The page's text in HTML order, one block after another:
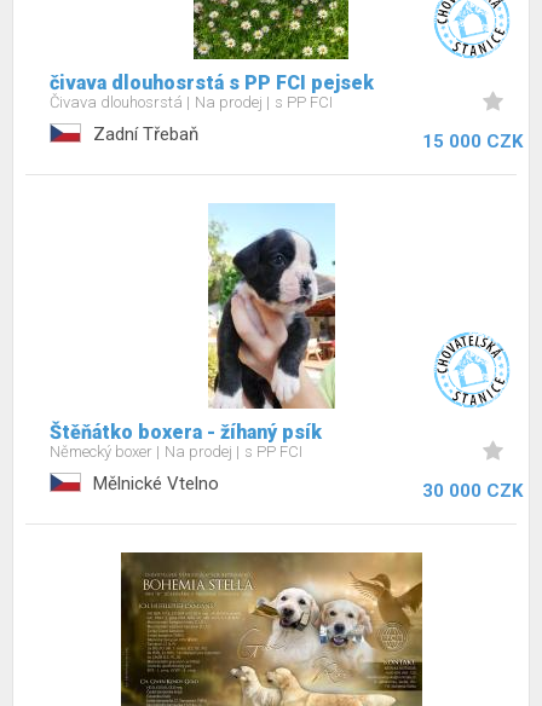
čivava dlouhosrstá s PP FCI pejsek
Čivava dlouhosrstá Na prodej s PP FCI
Zadní Třebaň 15 000 CZK
Štěňátko boxera - žíhaný psík
Německý boxer Na prodej s PP FCI
Mělnické Vtelno 30 000 CZK